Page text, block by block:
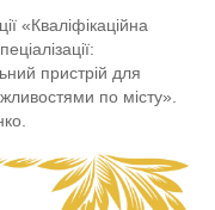
«Кваліфікаційна
пристрій для
по місту».